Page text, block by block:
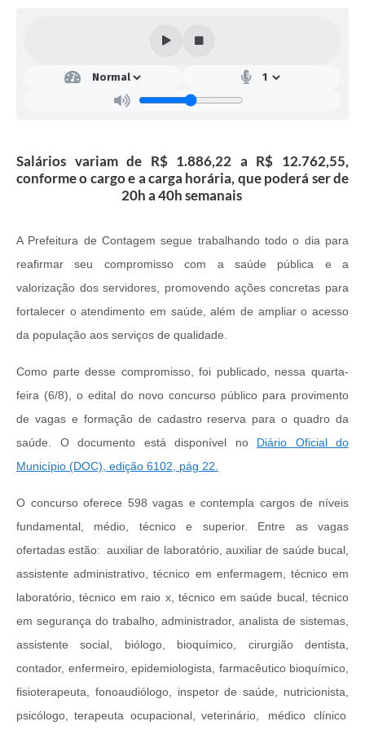
Salários variam de R$ 1.886,22 a R$ 12.762,55,
conforme o cargo e a carga horária, que poderá ser de
20h a 40h semanais
A Prefeitura de Contagem segue trabalhando todo o dia para
reafirmar seu compromisso com a saúde pública e a
valorização dos servidores, promovendo ações concretas para
fortalecer o atendimento em saúde, além de ampliar o acesso
da população aos serviços de qualidade.
Como parte desse compromisso, foi publicado, nessa quarta-
feira (6/8), o edital do novo concurso público para provimento
de vagas e formação de cadastro reserva para o quadro da
saúde. O documento está disponível no Diário Oficial do
Município (DOC), edição 6102, pág 22.
O concurso oferece 598 vagas e contempla cargos de níveis
fundamental, médio, técnico e superior. Entre as vagas
ofertadas estão: auxiliar de laboratório, auxiliar de saúde bucal,
assistente administrativo, técnico em enfermagem, técnico em
laboratório, técnico em raio x, técnico em saúde bucal, técnico
em segurança do trabalho, administrador, analista de sistemas,
assistente social, biólogo, bioquímico, cirurgião dentista,
contador, enfermeiro, epidemiologista, farmacêutico bioquímico,
fisioterapeuta, fonoaudiólogo, inspetor de saúde, nutricionista,
psicólogo, terapeuta ocupacional, veterinário, médico clínico